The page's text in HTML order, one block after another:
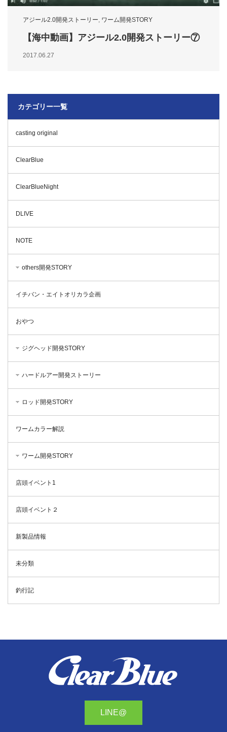
アジール2.0開発ストーリー ワーム開発STORY
【海中動画】アジール2.0開発ストーリー⑦
2017.06.27
カテゴリー一覧
casting original
ClearBlue
ClearBlueNight
DLIVE
NOTE
others開発STORY
イチバン・エイトオリカラ企画
おやつ
ジグヘッド開発STORY
ハードルアー開発ストーリー
ロッド開発STORY
ワームカラー解説
ワーム開発STORY
店頭イベント1
店頭イベント２
新製品情報
未分類
釣行記
LINE@